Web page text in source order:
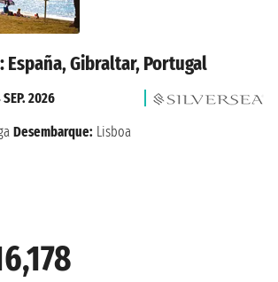
Gibraltar, Portugal
SEP. 2026
Desembarque: Lisboa